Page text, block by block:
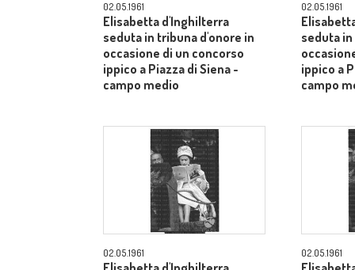
02.05.1961
Elisabetta d'Inghilterra
seduta in tribuna d'onore in
occasione di un concorso
ippico a Piazza di Siena -
campo medio
02.05.1961
seduta
ippico a
campo
02.05.1961 02.05.1961